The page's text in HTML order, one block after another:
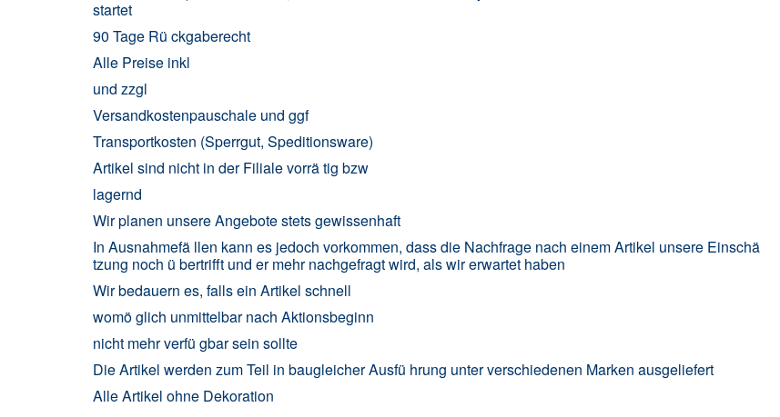
startet
90 Tage Rü ckgaberecht
Alle Preise inkl
und zzgl
Versandkostenpauschale und ggf
Transportkosten (Sperrgut, Speditionsware)
Artikel sind nicht in der Filiale vorrä tig bzw
lagernd
Wir planen unsere Angebote stets gewissenhaft
In Ausnahmefä llen kann es jedoch vorkommen, dass die Nachfrage nach einem Artikel unsere Einschä
tzung noch ü bertrifft und er mehr nachgefragt wird, als wir erwartet haben
Wir bedauern es, falls ein Artikel schnell
womö glich unmittelbar nach Aktionsbeginn
nicht mehr verfü gbar sein sollte
Die Artikel werden zum Teil in baugleicher Ausfü hrung unter verschiedenen Marken ausgeliefert
Alle Artikel ohne Dekoration